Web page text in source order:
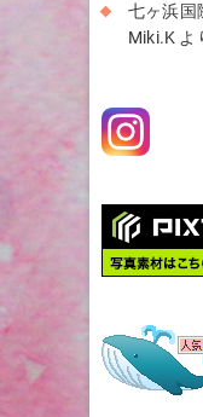
七ヶ浜国
Miki.K よ